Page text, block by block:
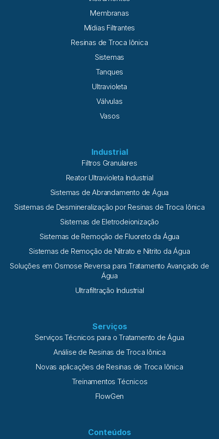
Membranas
Mídias Filtrantes
Resinas de Troca Iônica
Sistemas
Tanques
Ultravioleta
Válvulas
Vasos
Industrial
Filtros Granulares
Reator Ultravioleta Industrial
Sistemas de Abrandamento de Água
Sistemas de Desmineralização por Resinas de Troca Iônica
Sistemas de Eletrodeionização
Sistemas de Remoção de Fluoreto da Água
Sistemas de Remoção de Nitrato e Nitrito da Água
Soluções em Osmose Reversa para Tratamento Avançado de
Água
Ultrafiltração Industrial
Serviços
Serviços Técnicos para o Tratamento de Água
Análise de Resinas de Troca Iônica
Novas aplicações de Resinas de Troca Iônica
Treinamentos Técnicos
FlowGen
Conteúdos